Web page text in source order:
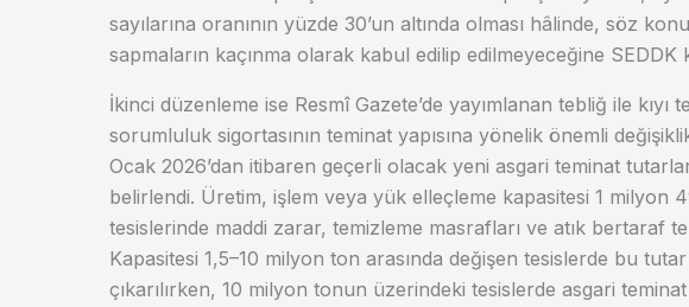
sayılarına oranının yüzde 30’un altında olması hâlinde, söz
sapmaların kaçınma olarak kabul edilip edilmeyeceğine SEDDK
İkinci düzenleme ise Resmî Gazete’de yayımlanan tebliğ ile
sorumluluk sigortasının teminat yapısına yönelik önemli
Ocak 2026’dan itibaren geçerli olacak yeni asgari teminat
belirlendi. Üretim, işlem veya yük elleçleme kapasitesi 1 milyon
tesislerinde maddi zarar, temizleme masrafları ve atık bertaraf
Kapasitesi 1,5–10 milyon ton arasında değişen tesislerde bu
çıkarılırken, 10 milyon tonun üzerindeki tesislerde asgari